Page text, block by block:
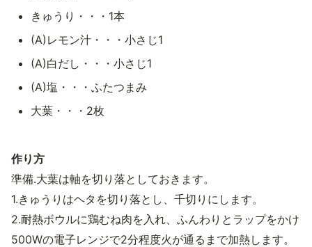
きゅうり・・・1本
(A)レモン汁・・・小さじ1
(A)白だし・・・小さじ1
(A)塩・・・ふたつまみ
大葉・・・2枚
作り方
準備.大葉は軸を切り落としておきます。
1.きゅうりはヘタを切り落とし、千切りにします。
2.耐熱ボウルに鶏むね肉を入れ、ふんわりとラップをかけ
500Wの電子レンジで2分程度火が通るまで加熱します。